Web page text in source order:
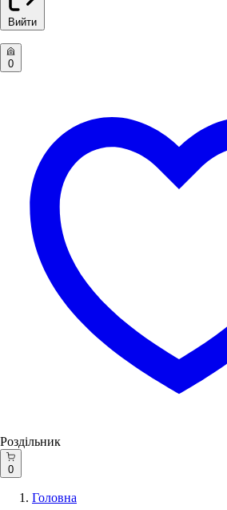
Вийти
0
Роздільник
0
Головна